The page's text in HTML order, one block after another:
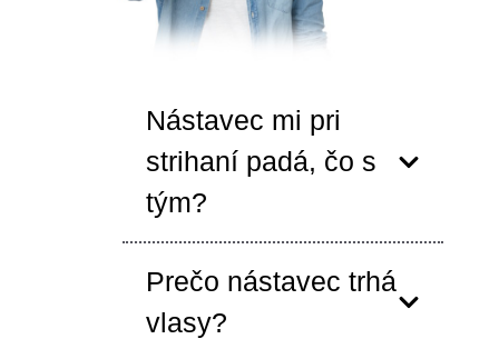
Nástavec mi pri
strihaní padá, čo s
tým?
Prečo nástavec trhá
vlasy?